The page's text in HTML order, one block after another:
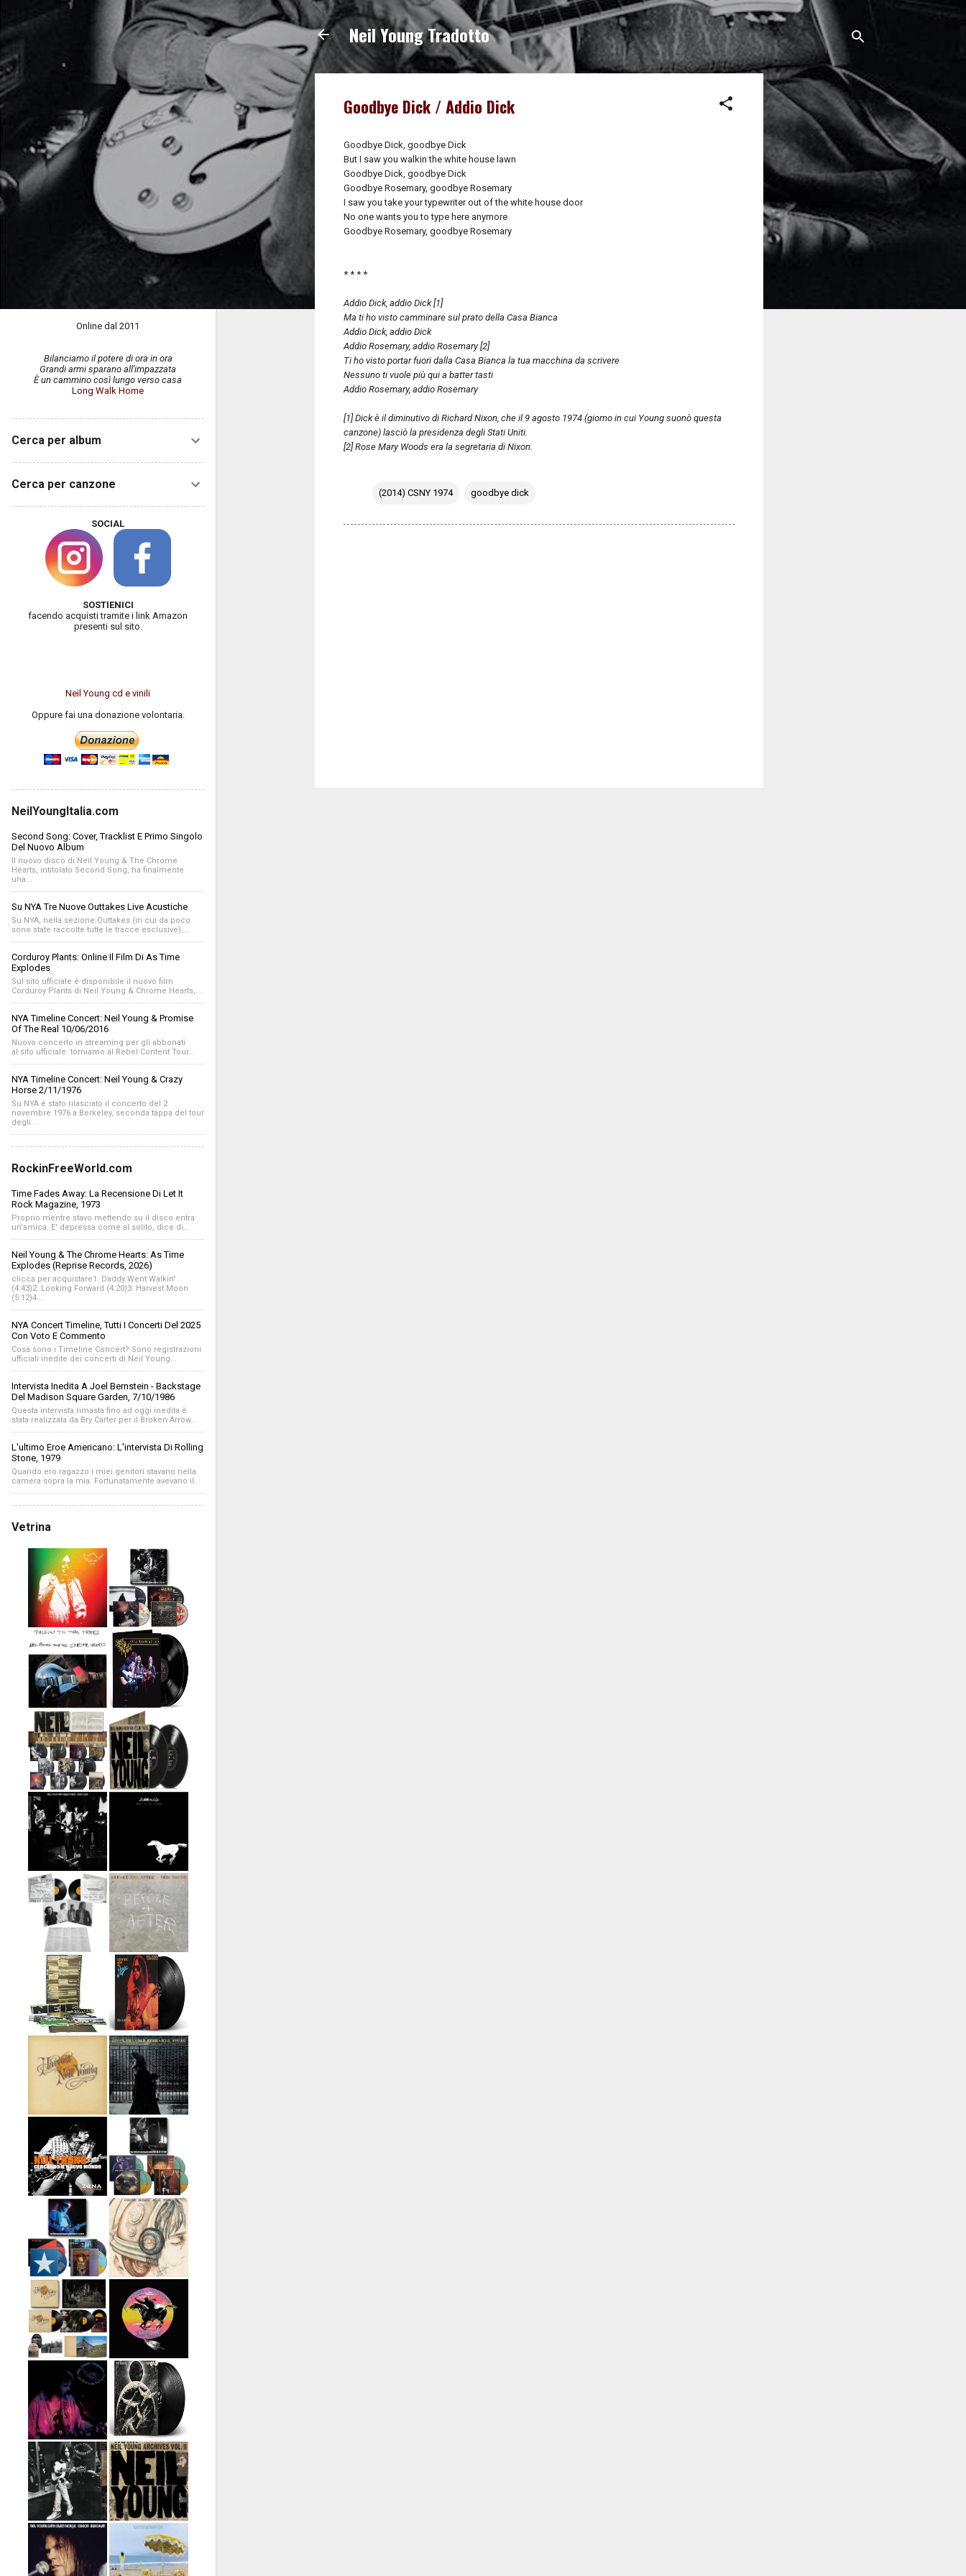
Passa ai contenuti principali
Neil Young Tradotto
Goodbye Dick / Addio Dick
Goodbye Dick, goodbye Dick
But I saw you walkin the white house lawn
Goodbye Dick, goodbye Dick
Goodbye Rosemary, goodbye Rosemary
I saw you take your typewriter out of the white house door
No one wants you to type here anymore
Goodbye Rosemary, goodbye Rosemary
* * * *
Addio Dick, addio Dick [1]
Ma ti ho visto camminare sul prato della Casa Bianca
Addio Dick, addio Dick
Addio Rosemary, addio Rosemary [2]
Ti ho visto portar fuori dalla Casa Bianca la tua macchina da scrivere
Nessuno ti vuole più qui a batter tasti
Addio Rosemary, addio Rosemary
[1] Dick è il diminutivo di Richard Nixon, che il 9 agosto 1974 (giorno in cui Young suonò questa
canzone) lasciò la presidenza degli Stati Uniti.
[2] Rose Mary Woods era la segretaria di Nixon.
(2014) CSNY 1974 goodbye dick
Online dal 2011
Bilanciamo il potere di ora in ora
Grandi armi sparano all'impazzata
È un cammino così lungo verso casa
Long Walk Home
Cerca per album
Cerca per canzone
SOCIAL
SOSTIENICI
facendo acquisti tramite i link Amazon
presenti sul sito.
Neil Young cd e vinili
Oppure fai una donazione volontaria.
NeilYoungItalia.com
Second Song: Cover, Tracklist E Primo Singolo
Del Nuovo Album
Il nuovo disco di Neil Young & The Chrome
Hearts, intitolato Second Song, ha finalmente
una...
Su NYA Tre Nuove Outtakes Live Acustiche
Su NYA, nella sezione Outtakes (in cui da poco
sono state raccolte tutte le tracce esclusive),...
Corduroy Plants: Online Il Film Di As Time
Explodes
Sul sito ufficiale è disponibile il nuovo film
Corduroy Plants di Neil Young & Chrome Hearts,...
NYA Timeline Concert: Neil Young & Promise
Of The Real 10/06/2016
Nuovo concerto in streaming per gli abbonati
al sito ufficiale: torniamo al Rebel Content Tour...
NYA Timeline Concert: Neil Young & Crazy
Horse 2/11/1976
Su NYA è stato rilasciato il concerto del 2
novembre 1976 a Berkeley, seconda tappa del tour
degli...
RockinFreeWorld.com
Time Fades Away: La Recensione Di Let It
Rock Magazine, 1973
Proprio mentre stavo mettendo su il disco entra
un'amica. E' depressa come al solito, dice di...
Neil Young & The Chrome Hearts: As Time
Explodes (Reprise Records, 2026)
clicca per acquistare1. Daddy Went Walkin'
(4:43)2. Looking Forward (4:20)3. Harvest Moon
(5:12)4....
NYA Concert Timeline, Tutti I Concerti Del 2025
Con Voto E Commento
Cosa sono i Timeline Concert? Sono registrazioni
ufficiali inedite dei concerti di Neil Young...
Intervista Inedita A Joel Bernstein - Backstage
Del Madison Square Garden, 7/10/1986
Questa intervista rimasta fino ad oggi inedita è
stata realizzata da Bry Carter per il Broken Arrow...
L'ultimo Eroe Americano: L'intervista Di Rolling
Stone, 1979
Quando ero ragazzo i miei genitori stavano nella
camera sopra la mia. Fortunatamente avevano il...
Vetrina